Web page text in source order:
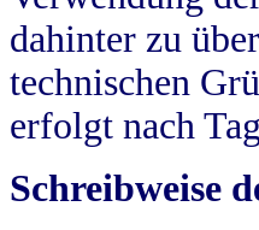
dahinter zu
technischen
erfolgt nach
Schreibweise